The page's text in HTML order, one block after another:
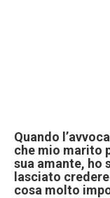
Quando
che mio marito
sua amante, ho
lasciato
cosa molto